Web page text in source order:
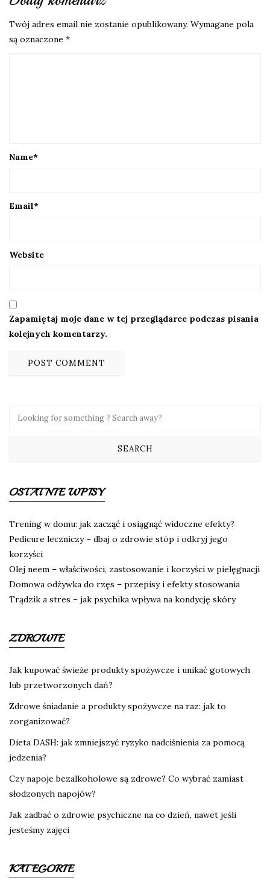
Twój adres email nie zostanie opublikowany. Wymagane pola
są oznaczone *
Name*
Email*
Website
Zapamiętaj moje dane w tej przeglądarce podczas pisania
kolejnych komentarzy.
OSTATNIE WPISY
Trening w domu: jak zacząć i osiągnąć widoczne efekty?
Pedicure leczniczy – dbaj o zdrowie stóp i odkryj jego
korzyści
Olej neem – właściwości, zastosowanie i korzyści w pielęgnacji
Domowa odżywka do rzęs – przepisy i efekty stosowania
Trądzik a stres – jak psychika wpływa na kondycję skóry
ZDROWIE
Jak kupować świeże produkty spożywcze i unikać gotowych
lub przetworzonych dań?
Zdrowe śniadanie a produkty spożywcze na raz: jak to
zorganizować?
Dieta DASH: jak zmniejszyć ryzyko nadciśnienia za pomocą
jedzenia?
Czy napoje bezalkoholowe są zdrowe? Co wybrać zamiast
słodzonych napojów?
Jak zadbać o zdrowie psychiczne na co dzień, nawet jeśli
jesteśmy zajęci
KATEGORIE